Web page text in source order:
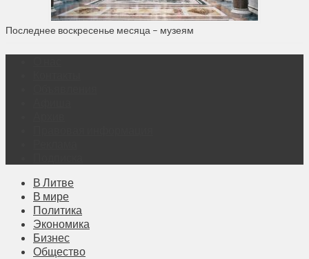
Последнее воскресенье месяца – музеям
В Литве
В мире
Политика
Экономика
Бизнес
Общество